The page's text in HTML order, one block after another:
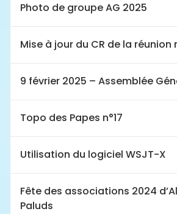
Photo de groupe AG 2025
Mise à jour du CR de la réunion
9 février 2025 – Assemblée
Topo des Papes n°17
Utilisation du logiciel WSJT-X
Fête des associations 2024
Paluds